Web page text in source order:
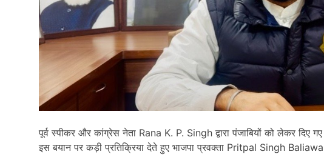
पूर्व स्पीकर और कांग्रेस नेता Rana K. P. Singh द्वारा पंजाबियों को लेकर दिए
इस बयान पर कड़ी प्रतिक्रिया देते हुए भाजपा प्रवक्ता Pritpal Singh